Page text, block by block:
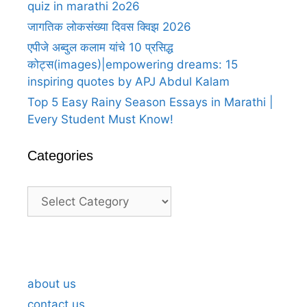
quiz in marathi 2o26
जागतिक लोकसंख्या दिवस क्विझ 2026
एपीजे अब्दुल कलाम यांचे 10 प्रसिद्ध
कोट्स(images)|empowering dreams: 15
inspiring quotes by APJ Abdul Kalam
Top 5 Easy Rainy Season Essays in Marathi |
Every Student Must Know!
Categories
Categories
about us
contact us